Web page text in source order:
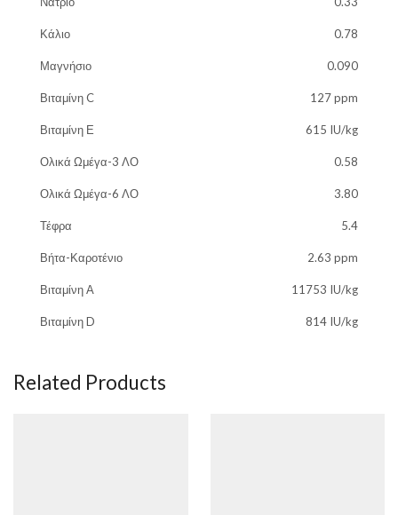
Κάλιο 0.78
Μαγνήσιο 0.090
Βιταμίνη C 127 ppm
Βιταμίνη Ε 615 IU/kg
Ολικά Ωμέγα-3 ΛΟ 0.58
Ολικά Ωμέγα-6 ΛΟ 3.80
Τέφρα 5.4
Βήτα-Καροτένιο 2.63 ppm
Βιταμίνη Α 11753 IU/kg
Βιταμίνη D 814 IU/kg
Related Products